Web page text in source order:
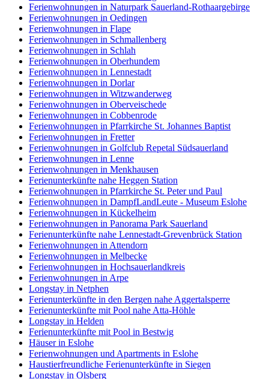
Ferienwohnungen in Naturpark Sauerland-Rothaargebirge
Ferienwohnungen in Oedingen
Ferienwohnungen in Flape
Ferienwohnungen in Schmallenberg
Ferienwohnungen in Schlah
Ferienwohnungen in Oberhundem
Ferienwohnungen in Lennestadt
Ferienwohnungen in Dorlar
Ferienwohnungen in Witzwanderweg
Ferienwohnungen in Oberveischede
Ferienwohnungen in Cobbenrode
Ferienwohnungen in Pfarrkirche St. Johannes Baptist
Ferienwohnungen in Fretter
Ferienwohnungen in Golfclub Repetal Südsauerland
Ferienwohnungen in Lenne
Ferienwohnungen in Menkhausen
Ferienunterkünfte nahe Heggen Station
Ferienwohnungen in Pfarrkirche St. Peter und Paul
Ferienwohnungen in DampfLandLeute - Museum Eslohe
Ferienwohnungen in Kückelheim
Ferienwohnungen in Panorama Park Sauerland
Ferienunterkünfte nahe Lennestadt-Grevenbrück Station
Ferienwohnungen in Attendorn
Ferienwohnungen in Melbecke
Ferienwohnungen in Hochsauerlandkreis
Ferienwohnungen in Arpe
Longstay in Netphen
Ferienunterkünfte in den Bergen nahe Aggertalsperre
Ferienunterkünfte mit Pool nahe Atta-Höhle
Longstay in Helden
Ferienunterkünfte mit Pool in Bestwig
Häuser in Eslohe
Ferienwohnungen und Apartments in Eslohe
Haustierfreundliche Ferienunterkünfte in Siegen
Longstay in Olsberg